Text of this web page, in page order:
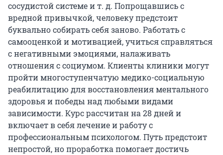
сосудистой системе и т. д. Попрощавшись с
вредной привычкой, человеку предстоит
буквально собирать себя заново. Работать с
самооценкой и мотивацией, учиться справляться
с негативными эмоциями, налаживать
отношения с социумом. Клиенты клиники могут
пройти многоступенчатую медико-социальную
реабилитацию для восстановления ментального
здоровья и победы над любыми видами
зависимости. Курс рассчитан на 28 дней и
включает в себя лечение и работу с
профессиональным психологом. Путь предстоит
непростой, но проработка помогает достичь